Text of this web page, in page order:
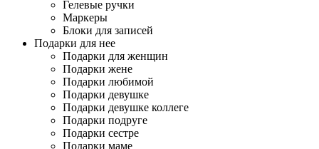
Гелевые ручки
Маркеры
Блоки для записей
Подарки для нее
Подарки для женщин
Подарки жене
Подарки любимой
Подарки девушке
Подарки девушке коллеге
Подарки подруге
Подарки сестре
Подарки маме